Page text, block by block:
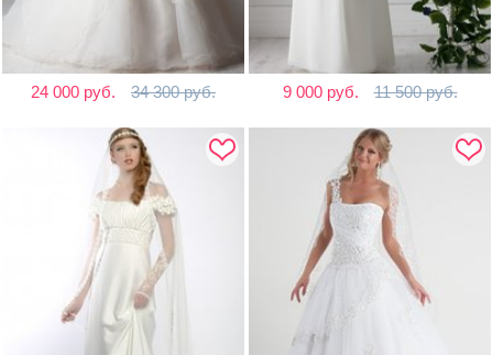
24 000 руб. 34 300 руб. 9 000 руб. 11 500 руб.